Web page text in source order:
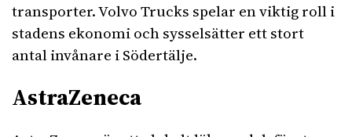
transporter. Volvo Trucks spelar en viktig roll i
stadens ekonomi och sysselsätter ett stort
antal invånare i Södertälje.
AstraZeneca